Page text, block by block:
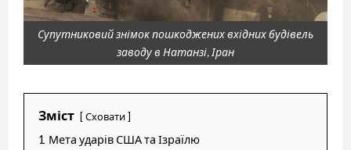
Супутниковий знімок пошкоджених вхідних будівель
заводу в Натанзі, Іран
Зміст Сховати
1 Мета ударів США та Ізраїлю